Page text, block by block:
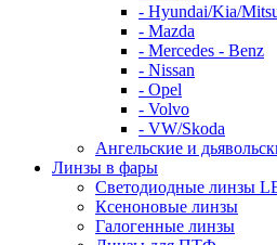
- Hyundai/Kia/
- Mazda
- Mercedes - Benz
- Nissan
- Opel
- Volvo
- VW/Skoda
Ангельские и
Линзы в фары
Светодиодные линзы
Ксеноновые линзы
Галогенные линзы